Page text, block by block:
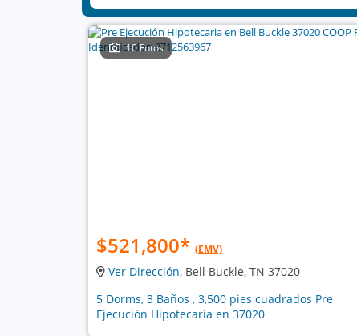
10 Fotos
$521,800* (EMV)
Ver Dirección, Bell Buckle, TN 37020
5 Dorms, 3 Baños , 3,500 pies cuadrados Pre
Ejecución Hipotecaria en 37020